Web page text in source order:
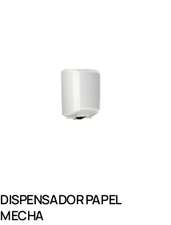
DISPENSADOR PAPEL
MECHA